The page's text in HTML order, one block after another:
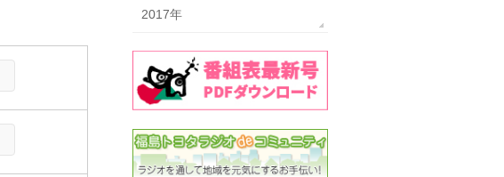
2017年